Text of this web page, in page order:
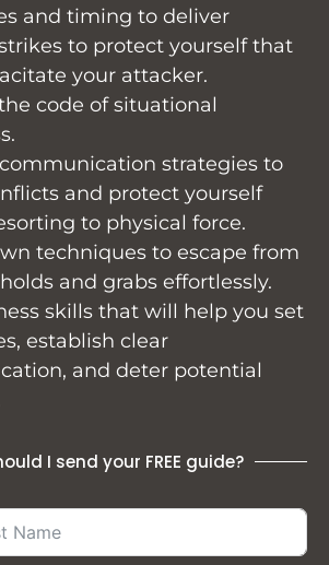
and timing to deliver
to protect yourself that
your attacker.
code of situational
strategies to
and protect yourself
to physical force.
techniques to escape from
and grabs effortlessly.
skills that will help you set
establish clear
and deter potential
I send your FREE guide?